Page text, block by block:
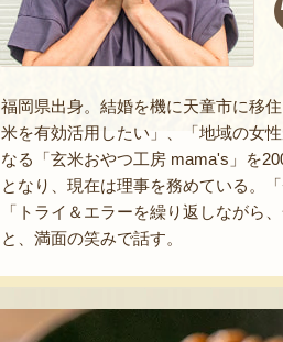
福岡県出身。結婚を機に天童市に移
米を有効活用したい」、「地域の女
なる「玄米おやつ工房 mama's」を
となり、現在は理事を務めている。
「トライ＆エラーを繰り返しながら
と、満面の笑みで話す。